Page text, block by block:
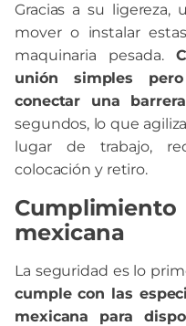
Gracias a su ligereza,
mover o instalar
maquinaria pesada.
unión simples
conectar una
segundos, lo que
lugar de trabajo,
colocación y retiro.
mexicana
La seguridad es lo
cumple con las
mexicana para